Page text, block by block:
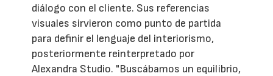
diálogo con el cliente. Sus referencias
visuales sirvieron como punto de partida
para definir el lenguaje del interiorismo,
posteriormente reinterpretado por
Alexandra Studio. "Buscábamos un equilibrio,